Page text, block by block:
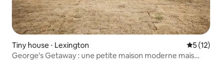
Tiny house ⋅ Lexington
5 (12)
George's Getaway : une petite maison moderne mais